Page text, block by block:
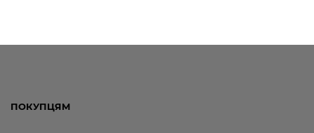
ПОКУПЦЯМ